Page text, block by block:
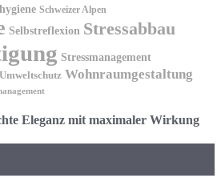
Schweizer Alpen
Selbstreflexion Stressabbau
Stressmanagement
Umweltschutz Wohnraumgestaltung
Eleganz mit maximaler Wirkung